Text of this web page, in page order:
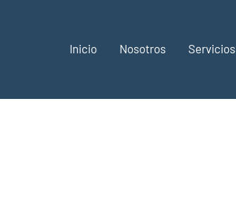
Inicio Nosotros Servicios